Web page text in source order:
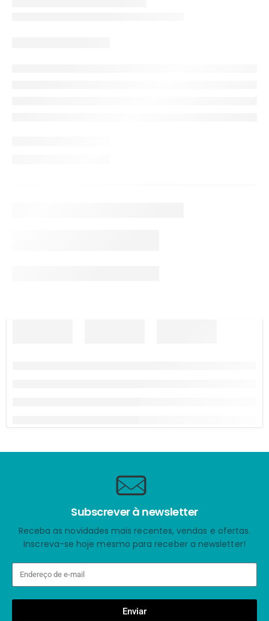
Subscrever à newsletter
Receba as novidades mais recentes, vendas e ofertas.
Inscreva-se hoje mesmo para receber a newsletter!
Enviar